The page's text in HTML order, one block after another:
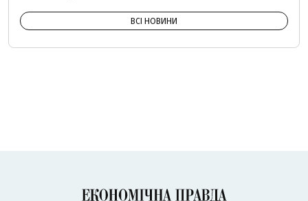
ВСІ НОВИНИ